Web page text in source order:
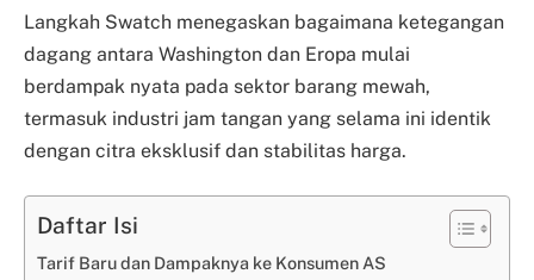
Langkah Swatch menegaskan bagaimana ketegangan
dagang antara Washington dan Eropa mulai
berdampak nyata pada sektor barang mewah,
termasuk industri jam tangan yang selama ini identik
dengan citra eksklusif dan stabilitas harga.
Daftar Isi
Tarif Baru dan Dampaknya ke Konsumen AS